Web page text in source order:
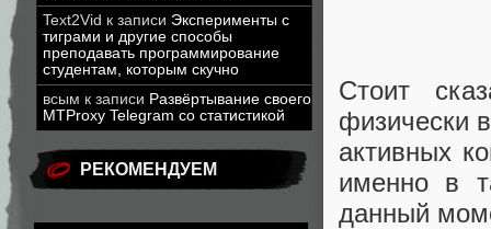
Text2Vid к записи Эксперименты с
тиграми и другие способы
преподавать программирование
студентам, которым скучно
всым к записи Развёртывание своего
MTProxy Telegram со статистикой
РЕКОМЕНДУЕМ
Стоит
физически
активных
именно в
данный